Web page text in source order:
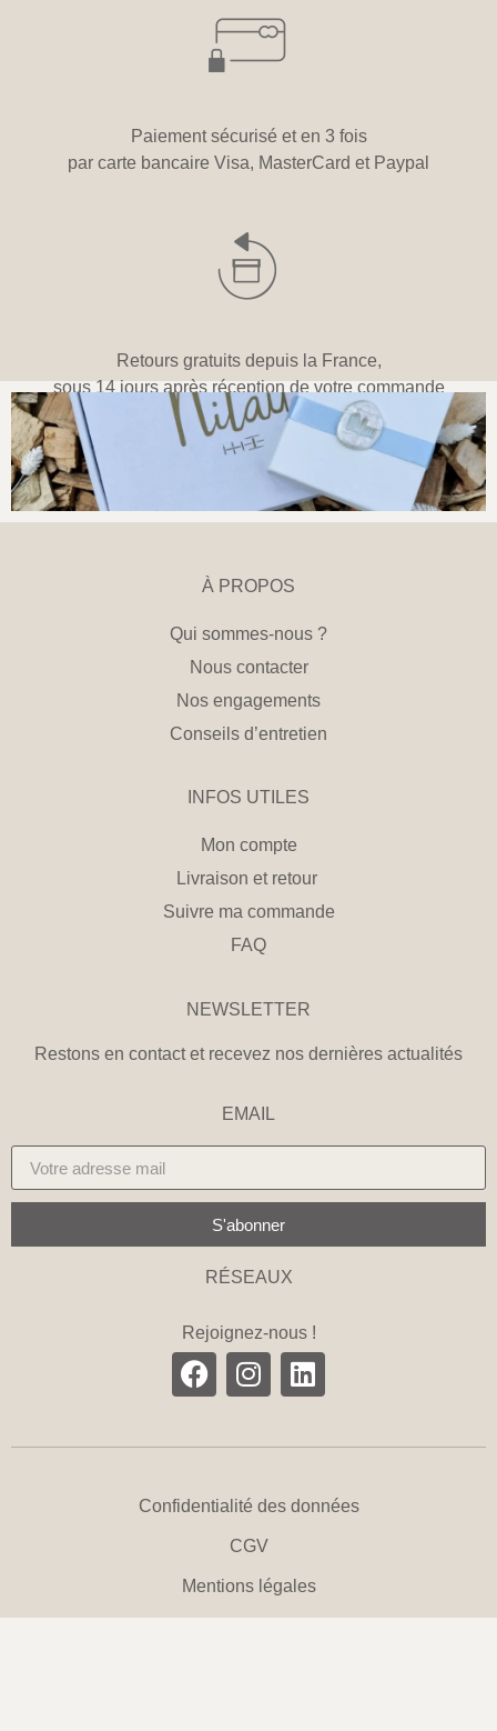
Paiement sécurisé et en 3 fois
par carte bancaire Visa, MasterCard et Paypal
Retours gratuits depuis la France,
sous 14 jours après réception de votre commande
À PROPOS
Qui sommes-nous ?
Nous contacter
Nos engagements
Conseils d’entretien
INFOS UTILES
Mon compte
Livraison et retour
Suivre ma commande
FAQ
NEWSLETTER
Restons en contact et recevez nos dernières actualités
EMAIL
S'abonner
RÉSEAUX
Rejoignez-nous !
Confidentialité des données
CGV
Mentions légales